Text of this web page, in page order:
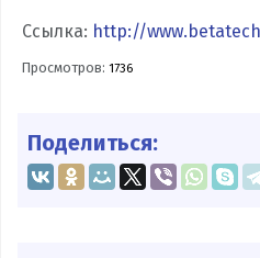
Ссылка: http://
Просмотров:1736
Поделиться: